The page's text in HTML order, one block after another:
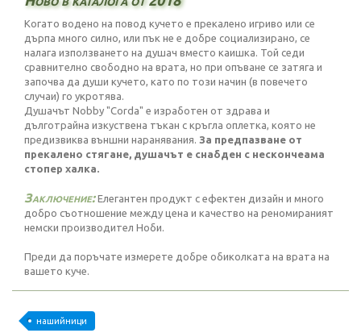
Когато водено на повод кучето е прекалено игриво или се
дърпа много силно, или пък не е добре социализирано, се
налага използването на душач вместо каишка. Той седи
сравнително свободно на врата, но при опъване се затяга и
започва да души кучето, като по този начин (в повечето
случаи) го укротява.
Душачът Nobby "Corda" е изработен от здрава и
дълготрайна изкуствена тъкан с кръгла оплетка, която не
предизвиква външни наранявания. За предпазване от
прекалено стягане, душачът е снабден с нескончеама
стопер халка.
Заключение:Елегантен продукт с ефектен дизайн и много
добро съотношение между цена и качество на реномираният
немски производител Ноби.
Преди да поръчате измерете добре обиколката на врата на
вашето куче.
нашийници